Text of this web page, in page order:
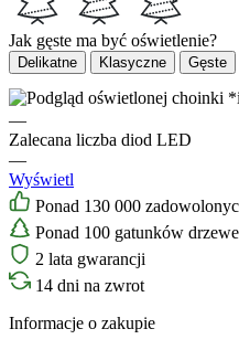
Jak gęste ma być oświetlenie?
Delikatne Klasyczne Gęste
—
Zalecana liczba diod LED
—
Wyświetl
Ponad 130 000
Ponad 100 gatunków
2 lata gwarancji
14 dni na zwrot
Informacje o zakupie